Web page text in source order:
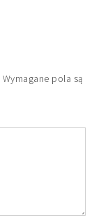
Wymagane pola są